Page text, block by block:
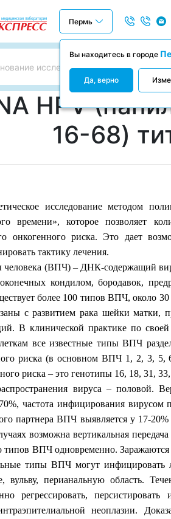
Пермь
Вы находитесь в городе
Да, верно
HPV
16-68)
исследование методом
времени», которое позволяет
онкогенного риска. Это дает
тактику лечения.
(ВПЧ) – ДНК-содержащий
кондилом, бородавок,
более 100 типов ВПЧ, около
с развитием рака шейки матки,
В клинической практике по
все известные типы ВПЧ
риска (в основном ВПЧ 1, 2, 3,
риска – это генотипы 16, 18, 31,
вируса – половой.
частота инфицирования
партнера ВПЧ выявляется у 17-
возможна вертикальная
типов ВПЧ одновременно.
типы ВПЧ могут инфицировать
вульву, перианальную область.
регрессировать,
неоплазии.